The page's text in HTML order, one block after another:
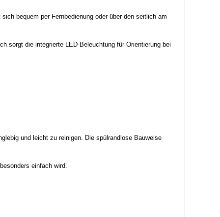
bequem per Fernbedienung oder über den seitlich am
sorgt die integrierte LED-Beleuchtung für Orientierung bei
und leicht zu reinigen. Die spülrandlose Bauweise
einfach wird.